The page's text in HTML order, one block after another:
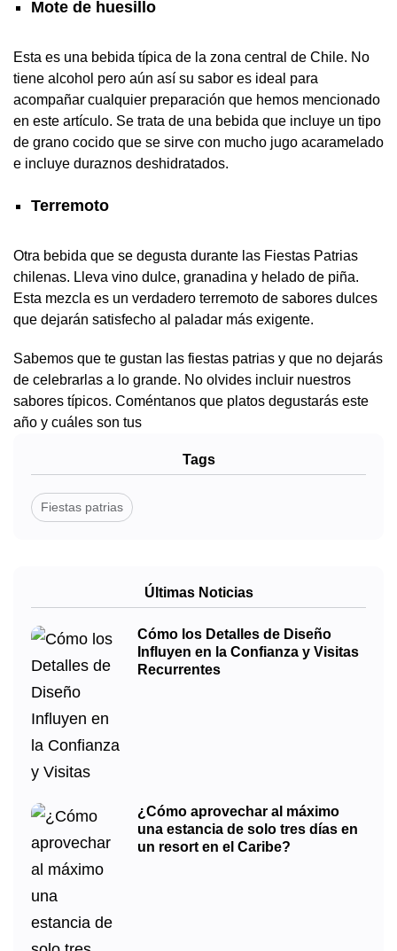
Mote de huesillo
Esta es una bebida típica de la zona central de Chile. No
tiene alcohol pero aún así su sabor es ideal para
acompañar cualquier preparación que hemos mencionado
en este artículo. Se trata de una bebida que incluye un tipo
de grano cocido que se sirve con mucho jugo acaramelado
e incluye duraznos deshidratados.
Terremoto
Otra bebida que se degusta durante las Fiestas Patrias
chilenas. Lleva vino dulce, granadina y helado de piña.
Esta mezcla es un verdadero terremoto de sabores dulces
que dejarán satisfecho al paladar más exigente.
Sabemos que te gustan las fiestas patrias y que no dejarás
de celebrarlas a lo grande. No olvides incluir nuestros
sabores típicos. Coméntanos que platos degustarás este
año y cuáles son tus
Tags
Fiestas patrias
Últimas Noticias
Cómo los Detalles de Diseño
Influyen en la Confianza y Visitas
Recurrentes
¿Cómo aprovechar al máximo
una estancia de solo tres días en
un resort en el Caribe?